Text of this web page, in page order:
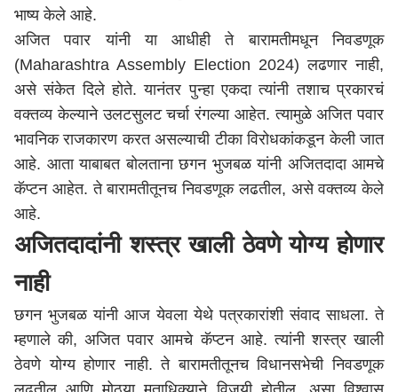
भाष्य केले आहे.
अजित पवार यांनी या आधीही ते बारामतीमधून निवडणूक
(Maharashtra Assembly Election 2024) लढणार नाही,
असे संकेत दिले होते. यानंतर पुन्हा एकदा त्यांनी तशाच प्रकारचं
वक्तव्य केल्याने उलटसुलट चर्चा रंगल्या आहेत. त्यामुळे अजित पवार
भावनिक राजकारण करत असल्याची टीका विरोधकांकडून केली जात
आहे. आता याबाबत बोलताना छगन भुजबळ यांनी अजितदादा आमचे
कॅप्टन आहेत. ते बारामतीतूनच निवडणूक लढतील, असे वक्तव्य केले
आहे.
अजितदादांनी शस्त्र खाली ठेवणे योग्य होणार
नाही
छगन भुजबळ यांनी आज येवला येथे पत्रकारांशी संवाद साधला. ते
म्हणाले की, अजित पवार आमचे कॅप्टन आहे. त्यांनी शस्त्र खाली
ठेवणे योग्य होणार नाही. ते बारामतीतूनच विधानसभेची निवडणूक